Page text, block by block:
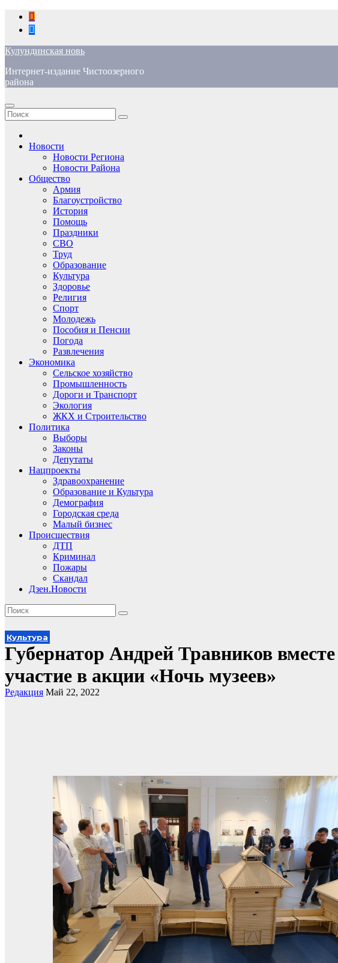
Перейти
содержимому
Кулундинская новь
Интернет-издание Чистоозерного
района
Новости
Новости Региона
Новости Района
Общество
Армия
Благоустройство
История
Помощь
Праздники
СВО
Труд
Образование
Культура
Здоровье
Религия
Спорт
Молодежь
Пособия и Пенсии
Погода
Развлечения
Экономика
Сельское хозяйство
Промышленность
Дороги и Транспорт
Экология
ЖКХ и Строительство
Политика
Выборы
Законы
Депутаты
Нацпроекты
Здравоохранение
Образование и Культура
Демография
Городская среда
Малый бизнес
Происшествия
ДТП
Криминал
Пожары
Скандал
Дзен.Новости
Культура
Губернатор Андрей Травников
участие в акции «Ночь музеев»
Редакция Май 22, 2022